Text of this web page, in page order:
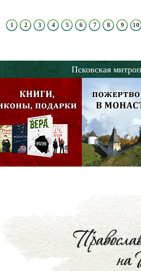
1 2 3 4 5 6 7 8 9 10
Псковская